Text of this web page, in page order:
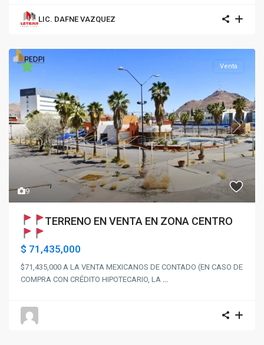
LIC. DAFNE VAZQUEZ
9
Previous Next
Venta
TERRENO EN VENTA EN ZONA CENTRO
$ 71,435,000
$71,435,000 A LA VENTA MEXICANOS DE CONTADO (EN CASO DE
COMPRA CON CRÉDITO HIPOTECARIO, LA